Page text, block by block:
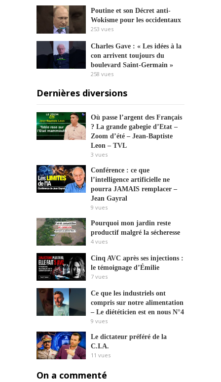
Poutine et son Décret anti-
Wokisme pour les occidentaux
253 vues
Charles Gave : « Les idées à la
con arrivent toujours du
boulevard Saint-Germain »
258 vues
Dernières diversions
Où passe l’argent des Français
? La grande gabegie d’Etat –
Zoom d’été – Jean-Baptiste
Leon – TVL
3 vues
Conférence : ce que
l’intelligence artificielle ne
pourra JAMAIS remplacer –
Jean Gayral
9 vues
Pourquoi mon jardin reste
productif malgré la sécheresse
4 vues
Cinq AVC après ses injections :
le témoignage d’Émilie
7 vues
Ce que les industriels ont
compris sur notre alimentation
– Le diététicien est en nous N°4
9 vues
Le dictateur préféré de la
C.I.A.
11 vues
On a commenté